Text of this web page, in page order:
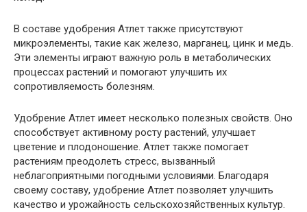
В составе удобрения Атлет также присутствуют
микроэлементы, такие как железо, марганец, цинк и медь.
Эти элементы играют важную роль в метаболических
процессах растений и помогают улучшить их
сопротивляемость болезням.
Удобрение Атлет имеет несколько полезных свойств. Оно
способствует активному росту растений, улучшает
цветение и плодоношение. Атлет также помогает
растениям преодолеть стресс, вызванный
неблагоприятными погодными условиями. Благодаря
своему составу, удобрение Атлет позволяет улучшить
качество и урожайность сельскохозяйственных культур.